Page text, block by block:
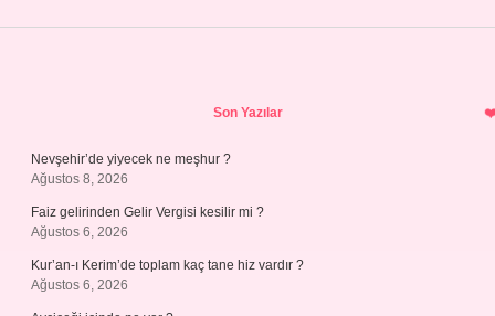
Son Yazılar
Nevşehir’de yiyecek ne meşhur ?
Ağustos 8, 2026
Faiz gelirinden Gelir Vergisi kesilir mi ?
Ağustos 6, 2026
Kur’an-ı Kerim’de toplam kaç tane hiz vardır ?
Ağustos 6, 2026